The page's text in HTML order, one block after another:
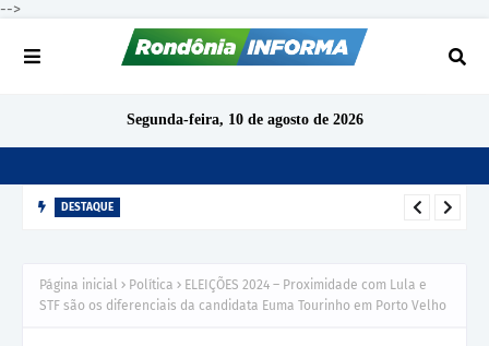
-->
Segunda-feira, 10 de agosto de 2026
DESTAQUE
Guaporé
Página inicial Política
ELEIÇÕES 2024 – Proximidade com Lula e
STF são os diferenciais da candidata Euma Tourinho em Porto Velho